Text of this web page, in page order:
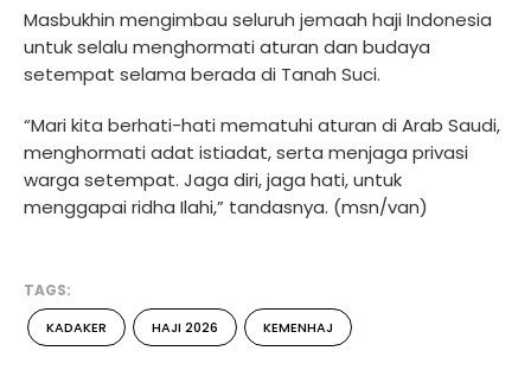
Masbukhin mengimbau seluruh jemaah haji Indonesia
untuk selalu menghormati aturan dan budaya
setempat selama berada di Tanah Suci.
“Mari kita berhati-hati mematuhi aturan di Arab Saudi,
menghormati adat istiadat, serta menjaga privasi
warga setempat. Jaga diri, jaga hati, untuk
menggapai ridha Ilahi,” tandasnya. (msn/van)
TAGS:
KADAKER HAJI 2026 KEMENHAJ